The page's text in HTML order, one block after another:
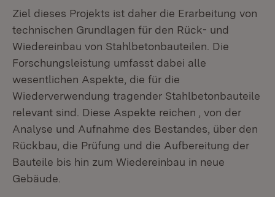
Ziel dieses Projekts ist daher die Erarbeitung von
technischen Grundlagen für den Rück- und
Wiedereinbau von Stahlbetonbauteilen. Die
Forschungsleistung umfasst dabei alle
wesentlichen Aspekte, die für die
Wiederverwendung tragender Stahlbetonbauteile
relevant sind. Diese Aspekte reichen , von der
Analyse und Aufnahme des Bestandes, über den
Rückbau, die Prüfung und die Aufbereitung der
Bauteile bis hin zum Wiedereinbau in neue
Gebäude.